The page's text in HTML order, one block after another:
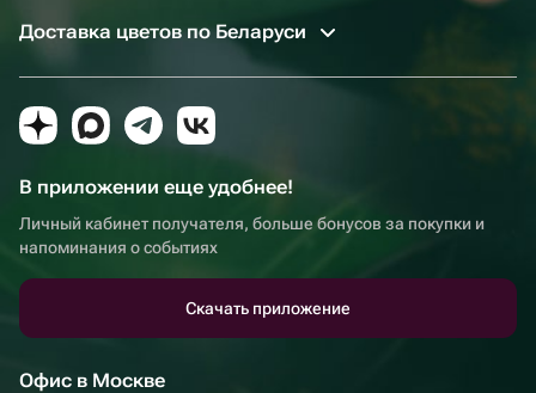
Доставка цветов по Беларуси
В приложении еще удобнее!
Личный кабинет получателя, больше бонусов за покупки и
напоминания о событиях
Скачать приложение
Офис в Москве